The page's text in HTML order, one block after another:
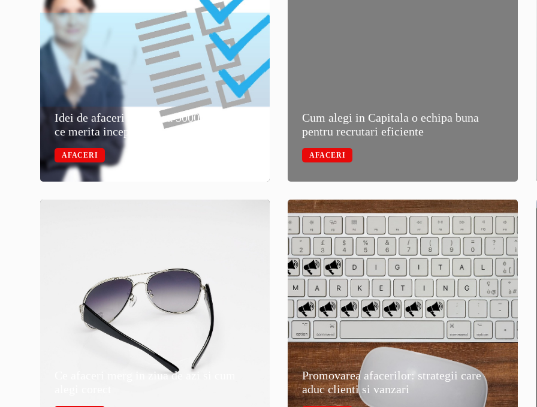
Idei de afaceri la tara cu 5000 de euro:
ce merita inceput
AFACERI
Cum alegi in Capitala o echipa buna
pentru recrutari eficiente
AFACERI
Ce afaceri merg in ziua de azi si cum
Promovarea afacerilor: strategii care
aduc clienti si vanzari